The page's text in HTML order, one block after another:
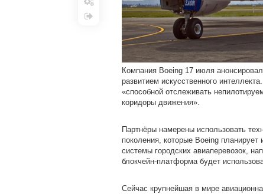
Настройки
Компания Boeing 17 июля
развитием искусственного
«способной отслеживать
коридоры движения».
Партнёры намерены использовать
поколения, которые Boeing
системы городских авиаперевозок,
блокчейн-платформа будет
Сейчас крупнейшая в мире